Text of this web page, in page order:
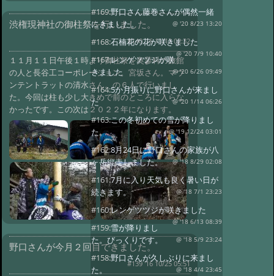
渋権現神社の御柱祭を行いました。
#140 '16 11/12 02:32
１１月１１日午後１時より御柱祭を奥蓼科の旅館
の人と長谷工コーポレーション。宮坂さん。マウ
ンテントラットの清水さん。の６人で行いまし
た。今回は柱も少し大きめで前のところに入らな
かったです。この次は２０２２年になります。
野口さんが今月２回目できました。
#139 '16 10/25 05:51
#169:野口さん藤巻さんが偶然一緒
にきました。
@ '20 8/23 13:20
#168:石楠花の花が咲きました
@ '20 7/9 10:40
#167:レンゲツツジが咲
きました
@ '20 6/26 09:49
#164:5か月振りに野口さんが来まし
た
@ '20 1/14 06:26
#163:この冬初めての雪が降りまし
た。
@ '19 12/24 03:01
#162:8月24日に野口さんの家族が八
ヶ岳縦走しました。
@ '18 8/29 02:08
#161:7月に入り天気も良く暑い日が
続きます。
@ '18 7/1 23:23
#160:レンゲツツジが咲きました
@ '18 6/13 08:39
#159:雪が降りまし
た。びっくりです。
@ '18 5/9 23:24
#158:野口さんが久しぶりに来まし
た。
@ '18 4/4 23:45